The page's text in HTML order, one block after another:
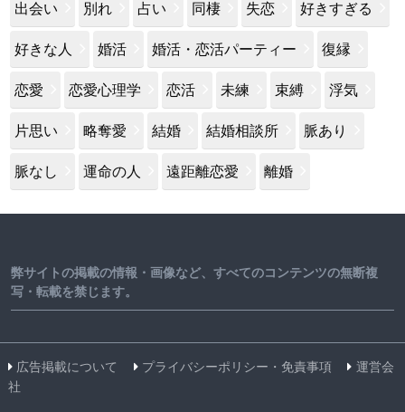
出会い 別れ 占い 同棲 失恋 好きすぎる
好きな人 婚活 婚活・恋活パーティー 復縁
恋愛 恋愛心理学 恋活 未練 束縛 浮気
片思い 略奪愛 結婚 結婚相談所 脈あり
脈なし 運命の人 遠距離恋愛 離婚
弊サイトの掲載の情報・画像など、すべてのコンテンツの無断複
写・転載を禁じます。
広告掲載について プライバシーポリシー・免責事項
運営会
社